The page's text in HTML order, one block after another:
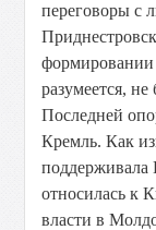
переговоры с
формировании
разумеется,
Последней
Кремль. Как
относилась к
власти в